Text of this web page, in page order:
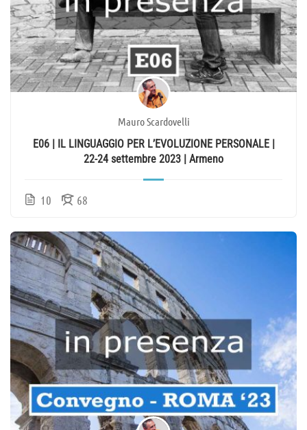
Mauro Scardovelli
E06 | IL LINGUAGGIO PER L’EVOLUZIONE PERSONALE |
22-24 settembre 2023 | Armeno
10 68